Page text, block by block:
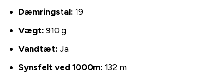
Dæmringstal: 19
Vægt: 910 g
Vandtæt: Ja
Synsfelt ved 1000m: 132 m